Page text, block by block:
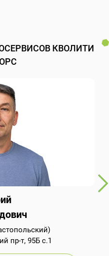
КВОЛИТИ
пр-т, 95Б с.1